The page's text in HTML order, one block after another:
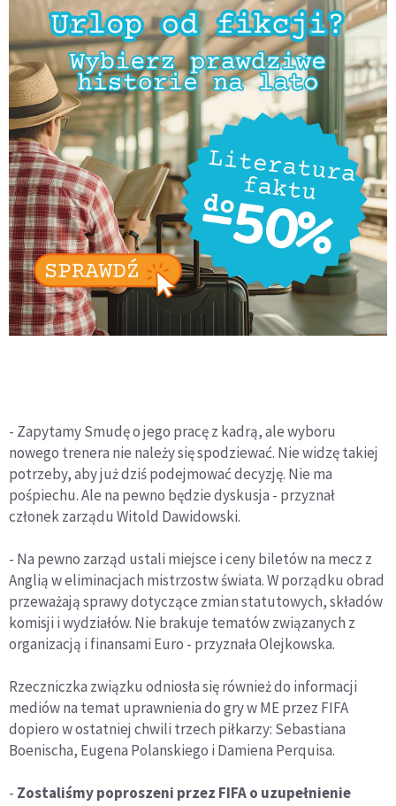
- Zapytamy Smudę o jego pracę z kadrą, ale wyboru
nowego trenera nie należy się spodziewać. Nie widzę takiej
potrzeby, aby już dziś podejmować decyzję. Nie ma
pośpiechu. Ale na pewno będzie dyskusja - przyznał
członek zarządu Witold Dawidowski.
- Na pewno zarząd ustali miejsce i ceny biletów na mecz z
Anglią w eliminacjach mistrzostw świata. W porządku obrad
przeważają sprawy dotyczące zmian statutowych, składów
komisji i wydziałów. Nie brakuje tematów związanych z
organizacją i finansami Euro - przyznała Olejkowska.
Rzeczniczka związku odniosła się również do informacji
mediów na temat uprawnienia do gry w ME przez FIFA
dopiero w ostatniej chwili trzech piłkarzy: Sebastiana
Boenischa, Eugena Polanskiego i Damiena Perquisa.
- Zostaliśmy poproszeni przez FIFA o uzupełnienie